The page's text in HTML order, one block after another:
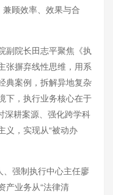
兼顾效率、效果与合
副院长田志平聚焦《执
张摒弃线性思维，用系
典案例，拆解异地复杂
下，执行业务核心在于
深耕案源、强化跨学科
义，实现从“被动办
强制执行中心主任廖
产业务从“法律清